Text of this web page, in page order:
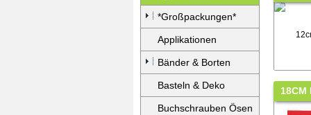
*Großpackungen*
Applikationen
Bänder & Borten
Basteln & Deko
Buchschrauben Ösen
18CM